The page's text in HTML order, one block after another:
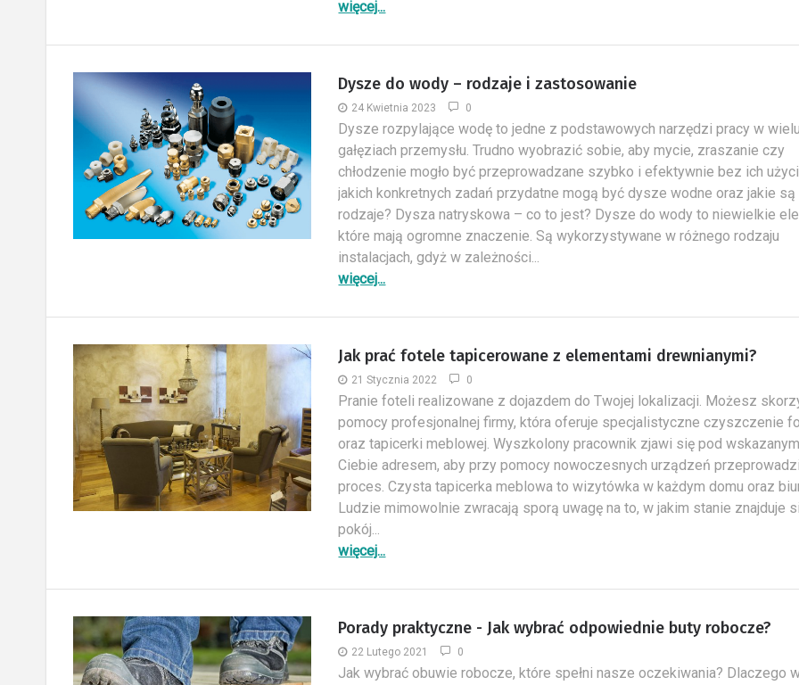
więcej...
Dysze do wody – rodzaje i zastosowanie
24 Kwietnia 2023 0
Dysze rozpylające wodę to jedne z podstawowych narzędzi pracy w wielu
gałęziach przemysłu. Trudno wyobrazić sobie, aby mycie, zraszanie czy
chłodzenie mogło być przeprowadzane szybko i efektywnie bez ich
jakich konkretnych zadań przydatne mogą być dysze wodne oraz jakie są
rodzaje? Dysza natryskowa – co to jest? Dysze do wody to niewielkie
które mają ogromne znaczenie. Są wykorzystywane w różnego rodzaju
instalacjach, gdyż w zależności...
więcej...
Jak prać fotele tapicerowane z elementami drewnianymi?
21 Stycznia 2022 0
Pranie foteli realizowane z dojazdem do Twojej lokalizacji. Możesz
pomocy profesjonalnej firmy, która oferuje specjalistyczne czyszczenie
oraz tapicerki meblowej. Wyszkolony pracownik zjawi się pod
Ciebie adresem, aby przy pomocy nowoczesnych urządzeń
proces. Czysta tapicerka meblowa to wizytówka w każdym domu oraz
Ludzie mimowolnie zwracają sporą uwagę na to, w jakim stanie znajduje
pokój...
więcej...
Porady praktyczne - Jak wybrać odpowiednie buty robocze?
22 Lutego 2021 0
Jak wybrać obuwie robocze, które spełni nasze oczekiwania? Dlaczego